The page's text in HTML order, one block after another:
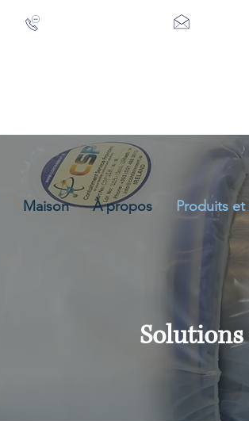
Maison À propos Produits